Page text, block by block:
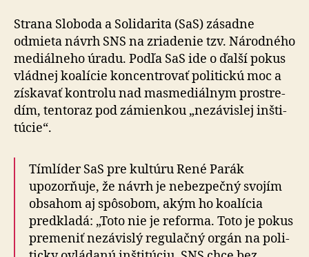
Strana Sloboda a Solidarita (SaS) zásadne
odmieta návrh SNS na zriadenie tzv. Národného
mediálneho úradu. Pod­ľa SaS ide o ďalší pokus
vládnej koalície koncentrovať po­li­tic­kú moc a
získavať kontrolu nad mas­me­diál­nym prostre­
dím, ten­to­raz pod zámienkou „nezávislej in­šti­
tú­cie“.
Tímlíder SaS pre kultúru René Parák
upozorňuje, že návrh je nebezpečný svojím
obsahom aj spôsobom, akým ho koalícia
predkladá: „Toto nie je reforma. Toto je pokus
premeniť nezávislý regulačný orgán na po­li­